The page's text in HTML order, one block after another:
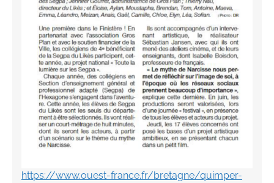
https://www.ouest-france.fr/bretagne/quimper-